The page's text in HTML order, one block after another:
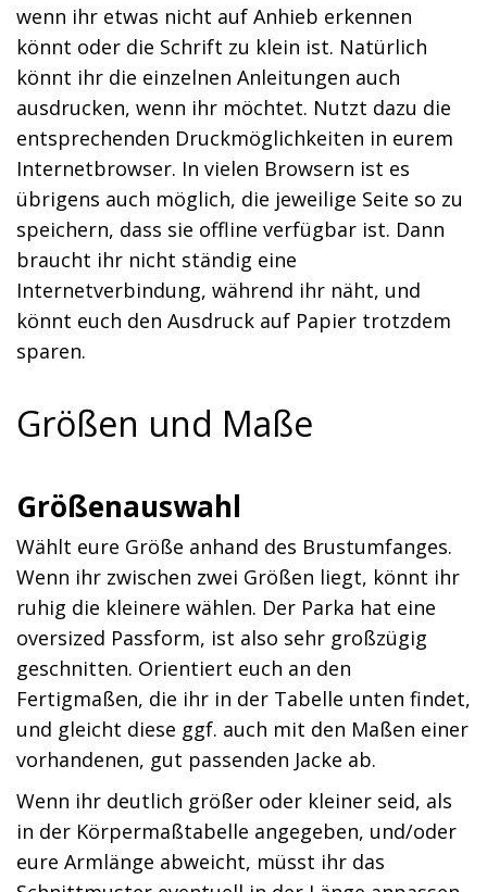
wenn ihr etwas nicht auf Anhieb erkennen
könnt oder die Schrift zu klein ist. Natürlich
könnt ihr die einzelnen Anleitungen auch
ausdrucken, wenn ihr möchtet. Nutzt dazu die
entsprechenden Druckmöglichkeiten in eurem
Internetbrowser. In vielen Browsern ist es
übrigens auch möglich, die jeweilige Seite so zu
speichern, dass sie offline verfügbar ist. Dann
braucht ihr nicht ständig eine
Internetverbindung, während ihr näht, und
könnt euch den Ausdruck auf Papier trotzdem
sparen.
Größen und Maße
Größenauswahl
Wählt eure Größe anhand des Brustumfanges.
Wenn ihr zwischen zwei Größen liegt, könnt ihr
ruhig die kleinere wählen. Der Parka hat eine
oversized Passform, ist also sehr großzügig
geschnitten. Orientiert euch an den
Fertigmaßen, die ihr in der Tabelle unten findet,
und gleicht diese ggf. auch mit den Maßen einer
vorhandenen, gut passenden Jacke ab.
Wenn ihr deutlich größer oder kleiner seid, als
in der Körpermaßtabelle angegeben, und/oder
eure Armlänge abweicht, müsst ihr das